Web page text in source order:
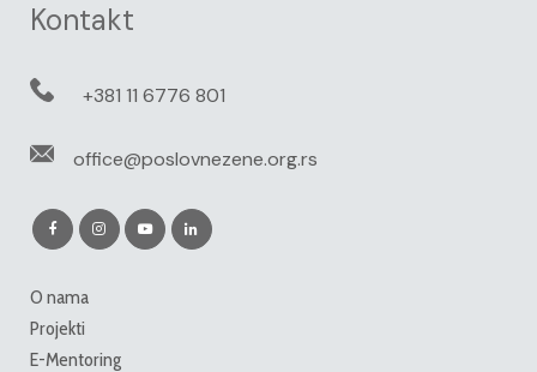
Kontakt
+381 11 6776 801
office@poslovnezene.org.rs
O nama
Projekti
E-Mentoring